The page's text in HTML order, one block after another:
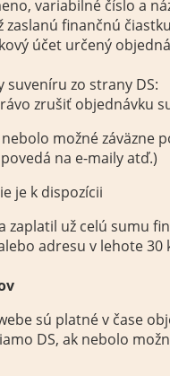
variabilné číslo a
zaslanú finančnú
účet určený
zo strany DS:
zrušiť objednávku
možné záväzne
na e-maily atď.)
k dispozícii
zaplatil už celú sumu
adresu v lehote 30
sú platné v čase
DS, ak nebolo